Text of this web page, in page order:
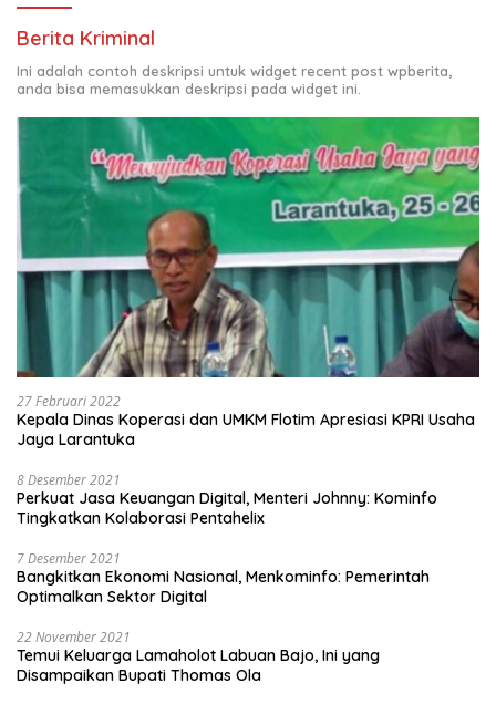
Berita Kriminal
Ini adalah contoh deskripsi untuk widget recent post wpberita,
anda bisa memasukkan deskripsi pada widget ini.
27 Februari 2022
Kepala Dinas Koperasi dan UMKM Flotim Apresiasi KPRI Usaha
Jaya Larantuka
8 Desember 2021
Perkuat Jasa Keuangan Digital, Menteri Johnny: Kominfo
Tingkatkan Kolaborasi Pentahelix
7 Desember 2021
Bangkitkan Ekonomi Nasional, Menkominfo: Pemerintah
Optimalkan Sektor Digital
22 November 2021
Temui Keluarga Lamaholot Labuan Bajo, Ini yang
Disampaikan Bupati Thomas Ola